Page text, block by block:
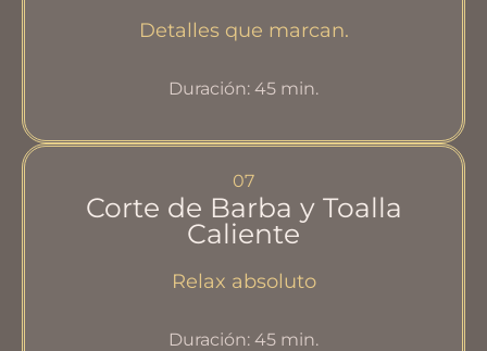
Detalles que marcan.
Duración: 45 min.
07
Relax absoluto
Corte de Barba y Toalla
Caliente
Duración: 45 min.